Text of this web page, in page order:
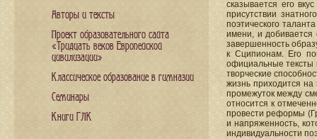
сказывается его
присутствии
поэтического
имени, и добивается
завершенность
к Сципионам. Его
официальные тексты
творческие
жизнь приходится
промежуток между
относится к
провести реформы
и напряженность,
индивидуальности
Авторы и тексты
Проект образовательного сайта
«Тридцать веков Европейской
цивилизации»
Классическое образование в гимназии
Семинары
Книги ГЛК